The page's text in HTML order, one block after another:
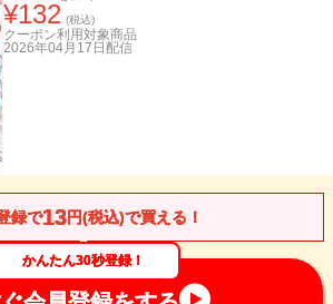
¥132 (税込)
クーポン利用対象商品
2026年04月17日 配信
録で13円(税込)で買える！
かんたん30秒登録！